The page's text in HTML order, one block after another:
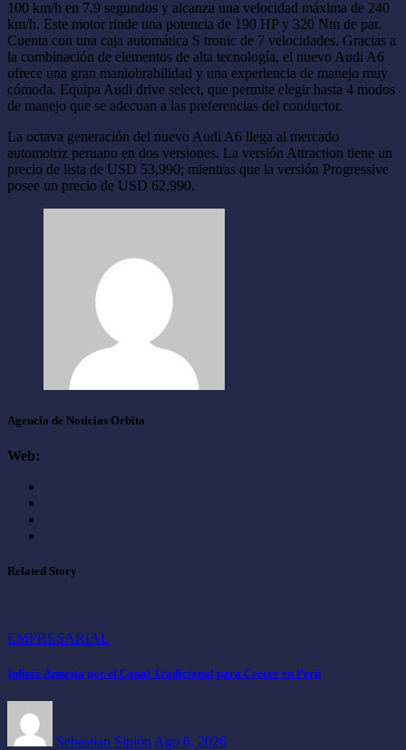
100 km/h en 7.9 segundos y alcanza una velocidad máxima de 240
km/h. Este motor rinde una potencia de 190 HP y 320 Nm de par.
Cuenta con una caja automática S tronic de 7 velocidades. Gracias a
la combinación de elementos de alta tecnología, el nuevo Audi A6
ofrece una gran maniobrabilidad y una experiencia de manejo muy
cómoda. Equipa Audi drive select, que permite elegir hasta 4 modos
de manejo que se adecuan a las preferencias del conductor.
La octava generación del nuevo Audi A6 llega al mercado
automotriz peruano en dos versiones. La versión Attraction tiene un
precio de lista de USD 53,990; mientras que la versión Progressive
posee un precio de USD 62,990.
Agencia de Noticias Orbita
Web:
Related Story
EMPRESARIAL
Infinix Apuesta por el Canal Tradicional para Crecer en Perú
Sebastian Sipión Ago 6, 2026